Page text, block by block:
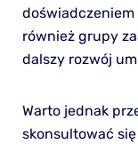
również grupy
dalszy rozwój
Warto jednak
skonsultować